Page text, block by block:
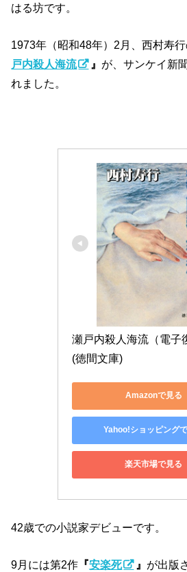
はる坊です。
1973年（昭和48年）2月、西村寿
戸内殺人海流
』 が、サンケイ新
れました。
瀬戸内殺人海流（電子
(徳間文庫)
Amazonで見る
Yahoo!ショッピング
楽天市場で見る
42歳での小説家デビューです。
9月には第2作 『安楽死 』 が出版